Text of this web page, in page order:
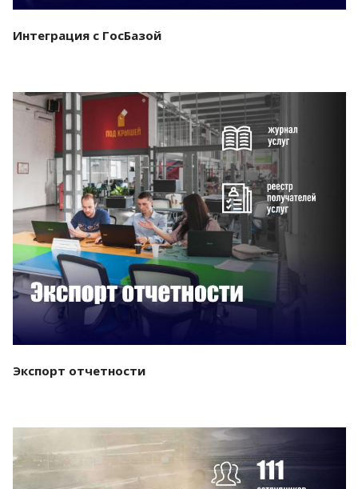
Интеграция с ГосБазой
Смотреть проект
Экспорт отчетности